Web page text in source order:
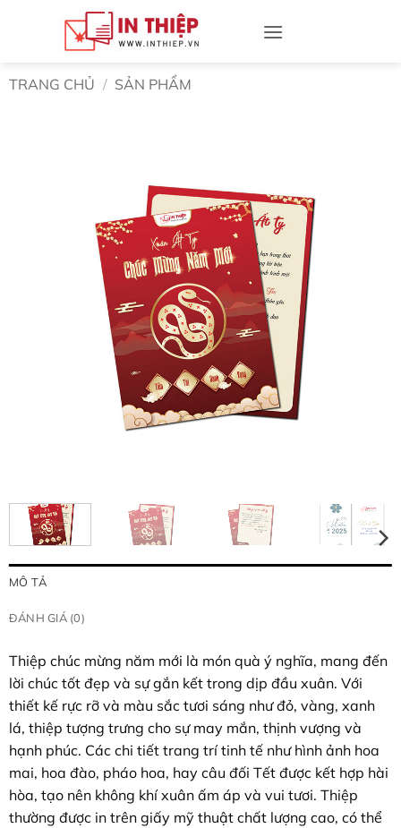
dung
TRANG CHỦ / SẢN PHẨM
MÔ TẢ
ĐÁNH GIÁ (0)
Thiệp chúc mừng năm mới là món quà ý nghĩa, mang đến
lời chúc tốt đẹp và sự gắn kết trong dịp đầu xuân. Với
thiết kế rực rỡ và màu sắc tươi sáng như đỏ, vàng, xanh
lá, thiệp tượng trưng cho sự may mắn, thịnh vượng và
hạnh phúc. Các chi tiết trang trí tinh tế như hình ảnh hoa
mai, hoa đào, pháo hoa, hay câu đối Tết được kết hợp hài
hòa, tạo nên không khí xuân ấm áp và vui tươi. Thiệp
thường được in trên giấy mỹ thuật chất lượng cao, có thể